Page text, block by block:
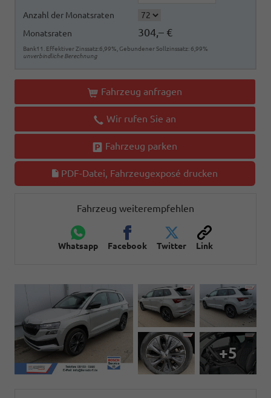
Anzahl der Monatsraten
Monatsraten
304,– €
Bank11. Effektiver Zinssatz:6,99%, Gebundener Sollzinssatz: 6,99%
unverbindliche Berechnung
Fahrzeug anfragen
Wir rufen Sie an
Fahrzeug parken
PDF-Datei, Fahrzeugexposé drucken
Fahrzeug weiterempfehlen
Whatsapp Facebook Twitter Link
+5